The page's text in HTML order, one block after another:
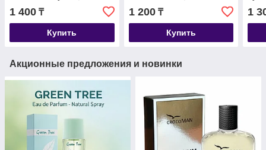
(по мотивам Eclat
A`Arpege (Lanvin)
1 400 ₸
Купить
1 200₸
Купить
1
Акционные предложения и новинки